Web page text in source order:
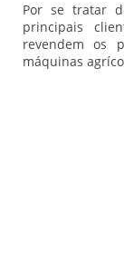
Por se tratar
principais
revendem os
máquinas